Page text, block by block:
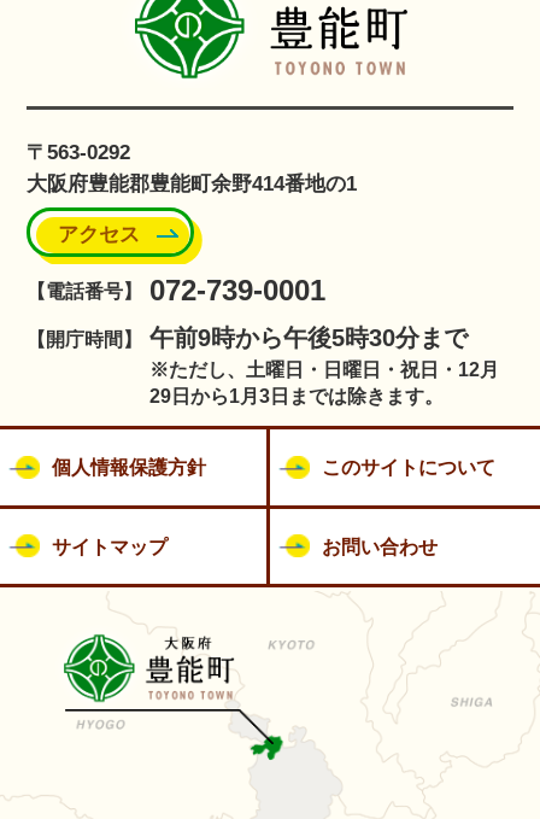
〒563-0292
大阪府豊能郡豊能町余野414番地の1
アクセス
【電話番号】 072-739-0001
【開庁時間】 午前9時から午後5時30分まで
※ただし、土曜日・日曜日・祝日・12月
29日から1月3日までは除きます。
個人情報保護方針 このサイトについて
サイトマップ お問い合わせ